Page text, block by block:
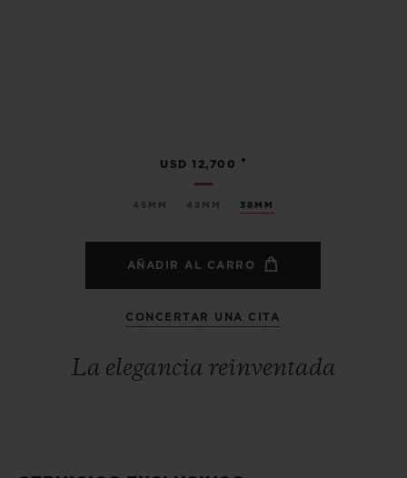
45MM 42MM 38MM
USD 12,700 •
AÑADIR AL CARRO
CONCERTAR UNA CITA
La elegancia reinventada